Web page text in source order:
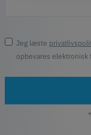
Jeg læste
opbevares elektronisk